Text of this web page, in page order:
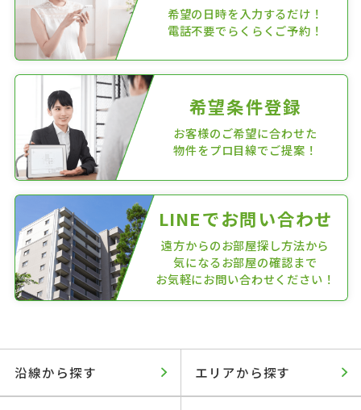
希望の日時を入力するだけ！
電話不要でらくらくご予約！
希望条件登録
お客様のご希望に合わせた
物件をプロ目線でご提案！
LINEでお問い合わせ
遠方からのお部屋探し方法から
気になるお部屋の確認まで
お気軽にお問い合わせください！
沿線から探す エリアから探す